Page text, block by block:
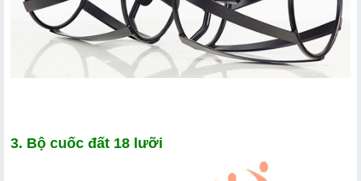
3. Bộ cuốc đất 18 lưỡi